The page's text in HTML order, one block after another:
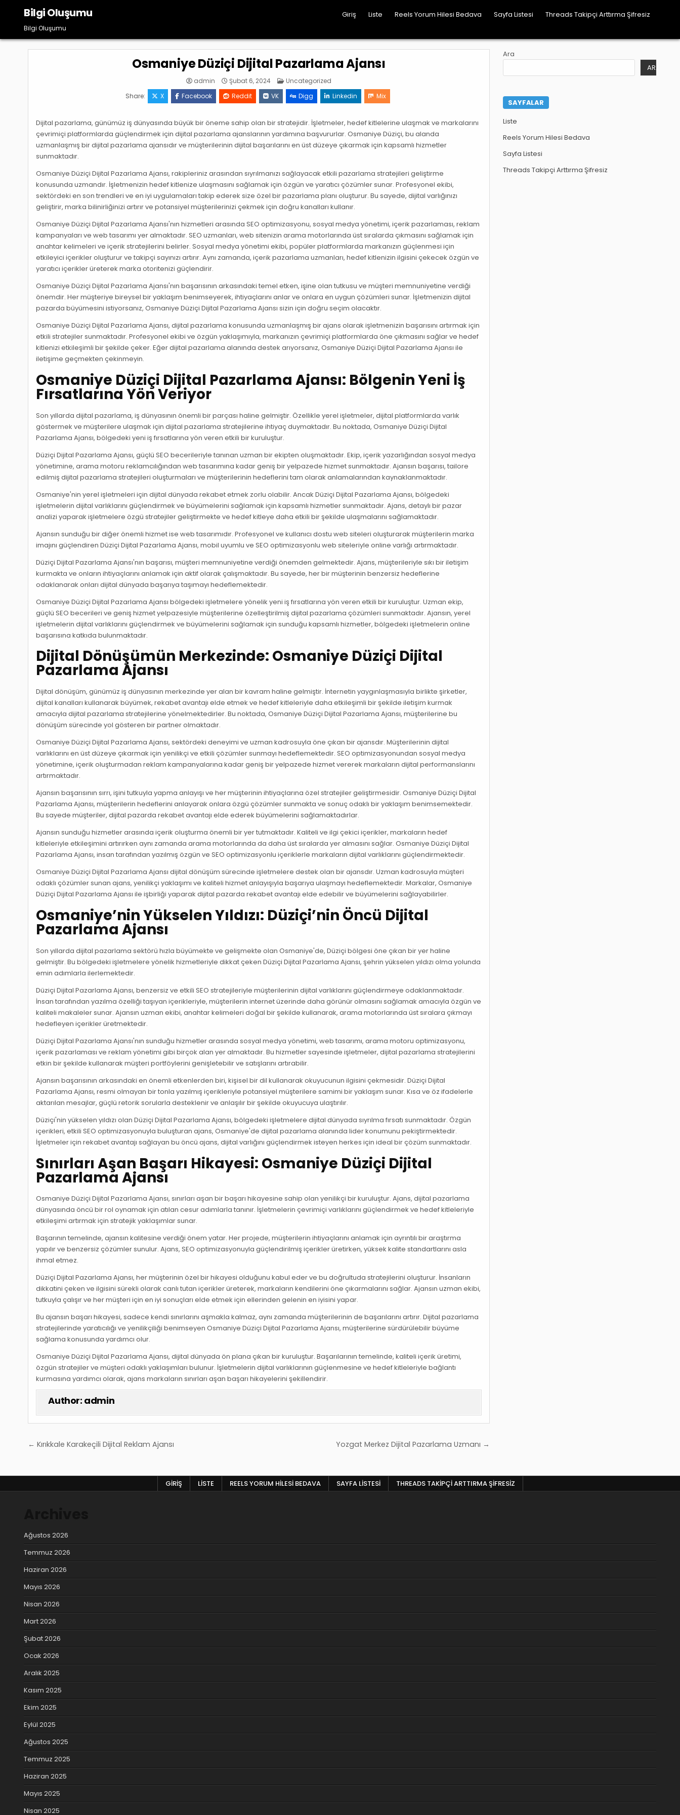
content
Bilgi Oluşumu
Bilgi Oluşumu
Giriş Liste Reels Yorum Hilesi Bedava Sayfa Listesi Threads Takipçi Arttırma Şifresiz
Osmaniye Düziçi Dijital Pazarlama Ajansı
admin Şubat 6, 2024 Posted
Uncategorized
Share:
X Facebook Reddit VK Digg Linkedin Mix
Dijital pazarlama, günümüz iş dünyasında büyük bir öneme sahip olan bir stratejidir. İşletmeler, hedef kitlelerine ulaşmak ve markalarını
çevrimiçi platformlarda güçlendirmek için dijital pazarlama ajanslarının yardımına başvururlar. Osmaniye Düziçi, bu alanda
uzmanlaşmış bir dijital pazarlama ajansıdır ve müşterilerinin dijital başarılarını en üst düzeye çıkarmak için kapsamlı hizmetler
sunmaktadır.
Osmaniye Düziçi Dijital Pazarlama Ajansı, rakipleriniz arasından sıyrılmanızı sağlayacak etkili pazarlama stratejileri geliştirme
konusunda uzmandır. İşletmenizin hedef kitlenize ulaşmasını sağlamak için özgün ve yaratıcı çözümler sunar. Profesyonel ekibi,
sektördeki en son trendleri ve en iyi uygulamaları takip ederek size özel bir pazarlama planı oluşturur. Bu sayede, dijital varlığınızı
geliştirir, marka bilinirliğinizi artırır ve potansiyel müşterilerinizi çekmek için doğru kanalları kullanır.
Osmaniye Düziçi Dijital Pazarlama Ajansı'nın hizmetleri arasında SEO optimizasyonu, sosyal medya yönetimi, içerik pazarlaması, reklam
kampanyaları ve web tasarımı yer almaktadır. SEO uzmanları, web sitenizin arama motorlarında üst sıralarda çıkmasını sağlamak için
anahtar kelimeleri ve içerik stratejilerini belirler. Sosyal medya yönetimi ekibi, popüler platformlarda markanızın güçlenmesi için
etkileyici içerikler oluşturur ve takipçi sayınızı artırır. Aynı zamanda, içerik pazarlama uzmanları, hedef kitlenizin ilgisini çekecek özgün ve
yaratıcı içerikler üreterek marka otoritenizi güçlendirir.
Osmaniye Düziçi Dijital Pazarlama Ajansı'nın başarısının arkasındaki temel etken, işine olan tutkusu ve müşteri memnuniyetine verdiği
önemdir. Her müşteriye bireysel bir yaklaşım benimseyerek, ihtiyaçlarını anlar ve onlara en uygun çözümleri sunar. İşletmenizin dijital
pazarda büyümesini istiyorsanız, Osmaniye Düziçi Dijital Pazarlama Ajansı sizin için doğru seçim olacaktır.
Osmaniye Düziçi Dijital Pazarlama Ajansı, dijital pazarlama konusunda uzmanlaşmış bir ajans olarak işletmenizin başarısını artırmak için
etkili stratejiler sunmaktadır. Profesyonel ekibi ve özgün yaklaşımıyla, markanızın çevrimiçi platformlarda öne çıkmasını sağlar ve hedef
kitlenizi etkileşimli bir şekilde çeker. Eğer dijital pazarlama alanında destek arıyorsanız, Osmaniye Düziçi Dijital Pazarlama Ajansı ile
iletişime geçmekten çekinmeyin.
Osmaniye Düziçi Dijital Pazarlama Ajansı: Bölgenin Yeni İş
Fırsatlarına Yön Veriyor
Son yıllarda dijital pazarlama, iş dünyasının önemli bir parçası haline gelmiştir. Özellikle yerel işletmeler, dijital platformlarda varlık
göstermek ve müşterilere ulaşmak için dijital pazarlama stratejilerine ihtiyaç duymaktadır. Bu noktada, Osmaniye Düziçi Dijital
Pazarlama Ajansı, bölgedeki yeni iş fırsatlarına yön veren etkili bir kuruluştur.
Düziçi Dijital Pazarlama Ajansı, güçlü SEO becerileriyle tanınan uzman bir ekipten oluşmaktadır. Ekip, içerik yazarlığından sosyal medya
yönetimine, arama motoru reklamcılığından web tasarımına kadar geniş bir yelpazede hizmet sunmaktadır. Ajansın başarısı, tailore
edilmiş dijital pazarlama stratejileri oluşturmaları ve müşterilerinin hedeflerini tam olarak anlamalarından kaynaklanmaktadır.
Osmaniye'nin yerel işletmeleri için dijital dünyada rekabet etmek zorlu olabilir. Ancak Düziçi Dijital Pazarlama Ajansı, bölgedeki
işletmelerin dijital varlıklarını güçlendirmek ve büyümelerini sağlamak için kapsamlı hizmetler sunmaktadır. Ajans, detaylı bir pazar
analizi yaparak işletmelere özgü stratejiler geliştirmekte ve hedef kitleye daha etkili bir şekilde ulaşmalarını sağlamaktadır.
Ajansın sunduğu bir diğer önemli hizmet ise web tasarımıdır. Profesyonel ve kullanıcı dostu web siteleri oluşturarak müşterilerin marka
imajını güçlendiren Düziçi Dijital Pazarlama Ajansı, mobil uyumlu ve SEO optimizasyonlu web siteleriyle online varlığı artırmaktadır.
Düziçi Dijital Pazarlama Ajansı'nın başarısı, müşteri memnuniyetine verdiği önemden gelmektedir. Ajans, müşterileriyle sıkı bir iletişim
kurmakta ve onların ihtiyaçlarını anlamak için aktif olarak çalışmaktadır. Bu sayede, her bir müşterinin benzersiz hedeflerine
odaklanarak onları dijital dünyada başarıya taşımayı hedeflemektedir.
Osmaniye Düziçi Dijital Pazarlama Ajansı bölgedeki işletmelere yönelik yeni iş fırsatlarına yön veren etkili bir kuruluştur. Uzman ekip,
güçlü SEO becerileri ve geniş hizmet yelpazesiyle müşterilerine özelleştirilmiş dijital pazarlama çözümleri sunmaktadır. Ajansın, yerel
işletmelerin dijital varlıklarını güçlendirmek ve büyümelerini sağlamak için sunduğu kapsamlı hizmetler, bölgedeki işletmelerin online
başarısına katkıda bulunmaktadır.
Dijital Dönüşümün Merkezinde: Osmaniye Düziçi Dijital
Pazarlama Ajansı
Dijital dönüşüm, günümüz iş dünyasının merkezinde yer alan bir kavram haline gelmiştir. İnternetin yaygınlaşmasıyla birlikte şirketler,
dijital kanalları kullanarak büyümek, rekabet avantajı elde etmek ve hedef kitleleriyle daha etkileşimli bir şekilde iletişim kurmak
amacıyla dijital pazarlama stratejilerine yönelmektedirler. Bu noktada, Osmaniye Düziçi Dijital Pazarlama Ajansı, müşterilerine bu
dönüşüm sürecinde yol gösteren bir partner olmaktadır.
Osmaniye Düziçi Dijital Pazarlama Ajansı, sektördeki deneyimi ve uzman kadrosuyla öne çıkan bir ajansdır. Müşterilerinin dijital
varlıklarını en üst düzeye çıkarmak için yenilikçi ve etkili çözümler sunmayı hedeflemektedir. SEO optimizasyonundan sosyal medya
yönetimine, içerik oluşturmadan reklam kampanyalarına kadar geniş bir yelpazede hizmet vererek markaların dijital performanslarını
artırmaktadır.
Ajansın başarısının sırrı, işini tutkuyla yapma anlayışı ve her müşterinin ihtiyaçlarına özel stratejiler geliştirmesidir. Osmaniye Düziçi Dijital
Pazarlama Ajansı, müşterilerin hedeflerini anlayarak onlara özgü çözümler sunmakta ve sonuç odaklı bir yaklaşım benimsemektedir.
Bu sayede müşteriler, dijital pazarda rekabet avantajı elde ederek büyümelerini sağlamaktadırlar.
Ajansın sunduğu hizmetler arasında içerik oluşturma önemli bir yer tutmaktadır. Kaliteli ve ilgi çekici içerikler, markaların hedef
kitleleriyle etkileşimini artırırken aynı zamanda arama motorlarında da daha üst sıralarda yer almasını sağlar. Osmaniye Düziçi Dijital
Pazarlama Ajansı, insan tarafından yazılmış özgün ve SEO optimizasyonlu içeriklerle markaların dijital varlıklarını güçlendirmektedir.
Osmaniye Düziçi Dijital Pazarlama Ajansı dijital dönüşüm sürecinde işletmelere destek olan bir ajansdır. Uzman kadrosuyla müşteri
odaklı çözümler sunan ajans, yenilikçi yaklaşımı ve kaliteli hizmet anlayışıyla başarıya ulaşmayı hedeflemektedir. Markalar, Osmaniye
Düziçi Dijital Pazarlama Ajansı ile işbirliği yaparak dijital pazarda rekabet avantajı elde edebilir ve büyümelerini sağlayabilirler.
Osmaniye’nin Yükselen Yıldızı: Düziçi’nin Öncü Dijital
Pazarlama Ajansı
Son yıllarda dijital pazarlama sektörü hızla büyümekte ve gelişmekte olan Osmaniye'de, Düziçi bölgesi öne çıkan bir yer haline
gelmiştir. Bu bölgedeki işletmelere yönelik hizmetleriyle dikkat çeken Düziçi Dijital Pazarlama Ajansı, şehrin yükselen yıldızı olma yolunda
emin adımlarla ilerlemektedir.
Düziçi Dijital Pazarlama Ajansı, benzersiz ve etkili SEO stratejileriyle müşterilerinin dijital varlıklarını güçlendirmeye odaklanmaktadır.
İnsan tarafından yazılma özelliği taşıyan içerikleriyle, müşterilerin internet üzerinde daha görünür olmasını sağlamak amacıyla özgün ve
kaliteli makaleler sunar. Ajansın uzman ekibi, anahtar kelimeleri doğal bir şekilde kullanarak, arama motorlarında üst sıralara çıkmayı
hedefleyen içerikler üretmektedir.
Düziçi Dijital Pazarlama Ajansı'nın sunduğu hizmetler arasında sosyal medya yönetimi, web tasarımı, arama motoru optimizasyonu,
içerik pazarlaması ve reklam yönetimi gibi birçok alan yer almaktadır. Bu hizmetler sayesinde işletmeler, dijital pazarlama stratejilerini
etkin bir şekilde kullanarak müşteri portföylerini genişletebilir ve satışlarını artırabilir.
Ajansın başarısının arkasındaki en önemli etkenlerden biri, kişisel bir dil kullanarak okuyucunun ilgisini çekmesidir. Düziçi Dijital
Pazarlama Ajansı, resmi olmayan bir tonla yazılmış içerikleriyle potansiyel müşterilere samimi bir yaklaşım sunar. Kısa ve öz ifadelerle
aktarılan mesajlar, güçlü retorik sorularla desteklenir ve anlaşılır bir şekilde okuyucuya ulaştırılır.
Düziçi'nin yükselen yıldızı olan Düziçi Dijital Pazarlama Ajansı, bölgedeki işletmelere dijital dünyada sıyrılma fırsatı sunmaktadır. Özgün
içerikleri, etkili SEO optimizasyonuyla buluşturan ajans, Osmaniye'de dijital pazarlama alanında lider konumunu pekiştirmektedir.
İşletmeler için rekabet avantajı sağlayan bu öncü ajans, dijital varlığını güçlendirmek isteyen herkes için ideal bir çözüm sunmaktadır.
Sınırları Aşan Başarı Hikayesi: Osmaniye Düziçi Dijital
Pazarlama Ajansı
Osmaniye Düziçi Dijital Pazarlama Ajansı, sınırları aşan bir başarı hikayesine sahip olan yenilikçi bir kuruluştur. Ajans, dijital pazarlama
dünyasında öncü bir rol oynamak için atılan cesur adımlarla tanınır. İşletmelerin çevrimiçi varlıklarını güçlendirmek ve hedef kitleleriyle
etkileşimi artırmak için stratejik yaklaşımlar sunar.
Başarının temelinde, ajansın kalitesine verdiği önem yatar. Her projede, müşterilerin ihtiyaçlarını anlamak için ayrıntılı bir araştırma
yapılır ve benzersiz çözümler sunulur. Ajans, SEO optimizasyonuyla güçlendirilmiş içerikler üretirken, yüksek kalite standartlarını asla
ihmal etmez.
Düziçi Dijital Pazarlama Ajansı, her müşterinin özel bir hikayesi olduğunu kabul eder ve bu doğrultuda stratejilerini oluşturur. İnsanların
dikkatini çeken ve ilgisini sürekli olarak canlı tutan içerikler üreterek, markaların kendilerini öne çıkarmalarını sağlar. Ajansın uzman ekibi,
tutkuyla çalışır ve her müşteri için en iyi sonuçları elde etmek için ellerinden gelenin en iyisini yapar.
Bu ajansın başarı hikayesi, sadece kendi sınırlarını aşmakla kalmaz, aynı zamanda müşterilerinin de başarılarını artırır. Dijital pazarlama
stratejilerinde yaratıcılığı ve yenilikçiliği benimseyen Osmaniye Düziçi Dijital Pazarlama Ajansı, müşterilerine sürdürülebilir büyüme
sağlama konusunda yardımcı olur.
Osmaniye Düziçi Dijital Pazarlama Ajansı, dijital dünyada ön plana çıkan bir kuruluştur. Başarılarının temelinde, kaliteli içerik üretimi,
özgün stratejiler ve müşteri odaklı yaklaşımları bulunur. İşletmelerin dijital varlıklarının güçlenmesine ve hedef kitleleriyle bağlantı
kurmasına yardımcı olarak, ajans markaların sınırları aşan başarı hikayelerini şekillendirir.
Author: admin
Yazı Yozgat Merkez Dijital Pazarlama Uzmanı →
← Kırıkkale Karakeçili Dijital Reklam Ajansı
Ara
ARA
SAYFALAR
Liste
Reels Yorum Hilesi Bedava
Sayfa Listesi
Threads Takipçi Arttırma Şifresiz
GIRIŞ LISTE REELS YORUM HILESI BEDAVA SAYFA LISTESI THREADS TAKIPÇI ARTTIRMA ŞIFRESIZ
Ağustos 2026
Temmuz 2026
Haziran 2026
Mayıs 2026
Nisan 2026
Mart 2026
Şubat 2026
Ocak 2026
Aralık 2025
Kasım 2025
Ekim 2025
Eylül 2025
Ağustos 2025
Temmuz 2025
Haziran 2025
Mayıs 2025
Nisan 2025